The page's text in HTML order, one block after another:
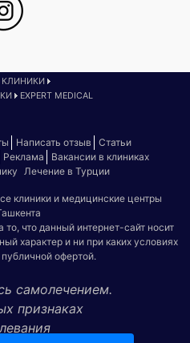
КЛИНИКИ
EXPERT MEDICAL
Написать отзыв
Статьи
Реклама
Вакансии в клиниках
Лечение в Турции
клиники и медицинские центры
что данный интернет-сайт носит
характер и ни при каких условиях
офертой.
самолечением.
признаках